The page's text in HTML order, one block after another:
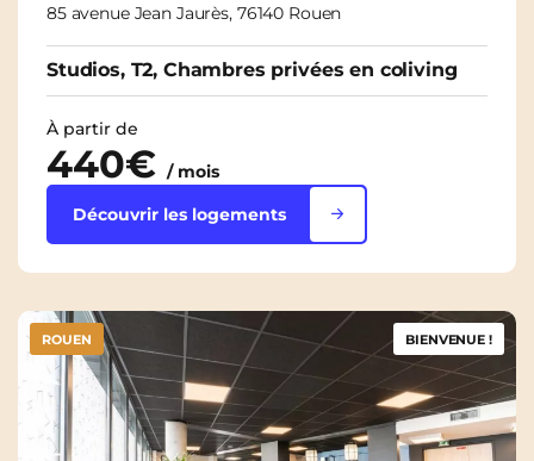
85 avenue Jean Jaurès, 76140 Rouen
Studios, T2, Chambres privées en coliving
À partir de
440€ / mois
Découvrir les logements
ROUEN BIENVENUE !